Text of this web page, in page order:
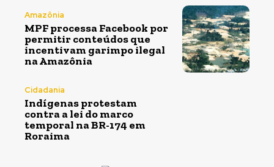
Amazônia
MPF processa Facebook por
permitir conteúdos que
incentivam garimpo ilegal
na Amazônia
Cidadania
Indígenas protestam
contra a lei do marco
temporal na BR-174 em
Roraima